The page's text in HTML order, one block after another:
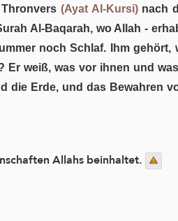
Thronvers(Ayat Al-Kursi)nach
Al-Baqarah, wo Allah -
noch Schlaf. Ihm gehört,
Er weiß, was vor ihnen und
die Erde, und das Bewahren
Allahs beinhaltet.